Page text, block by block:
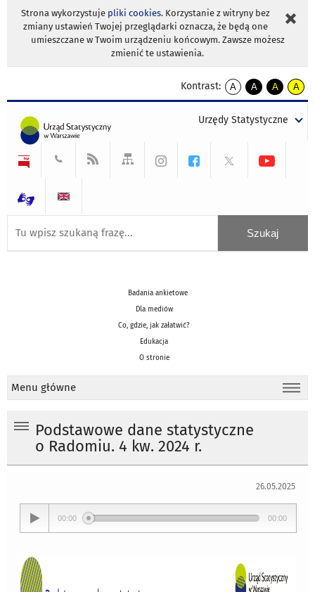
Strona wykorzystuje pliki cookies. Korzystanie z witryny bez
zmiany ustawień Twojej przeglądarki oznacza, że będą one
umieszczane w Twoim urządzeniu końcowym. Zawsze możesz
zmienić te ustawienia.
Kontrast:
A
kontrast
A
kontrast
tekst
czarnym
A
kontrast
tekst
czarnym
A
tekst
żółtym
Urzędy Statystyczne
Badania ankietowe
Dla mediów
Co, gdzie, jak załatwić?
Edukacja
O stronie
Menu główne
Podstawowe dane statystyczne
o Radomiu. 4 kw. 2024 r.
26.05.2025
00:00 00:00